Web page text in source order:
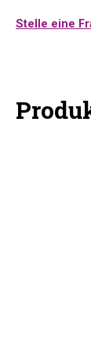
Stelle eine